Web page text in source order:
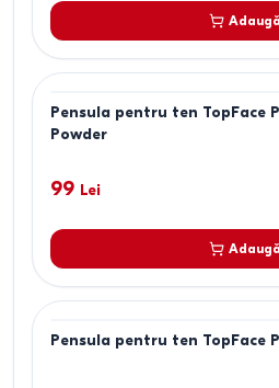
Adaugă
Pensula pentru ten TopFace
Powder
99 Lei
Adaugă
Pensula pentru ten TopFace